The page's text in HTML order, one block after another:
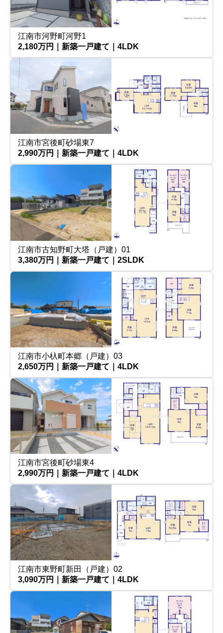
江南市河野町河野1
2,180万円｜新築一戸建て｜4LDK
江南市宮後町砂場東7
2,990万円｜新築一戸建て｜4LDK
江南市古知野町大塔（戸建）01
3,380万円｜新築一戸建て｜2SLDK
江南市小杁町本郷（戸建）03
2,650万円｜新築一戸建て｜4LDK
江南市宮後町砂場東4
2,990万円｜新築一戸建て｜4LDK
江南市東野町新田（戸建）02
3,090万円｜新築一戸建て｜4LDK